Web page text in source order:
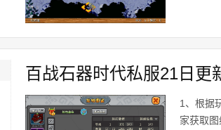
百战石器时代私服21日更
1、根据
家获取